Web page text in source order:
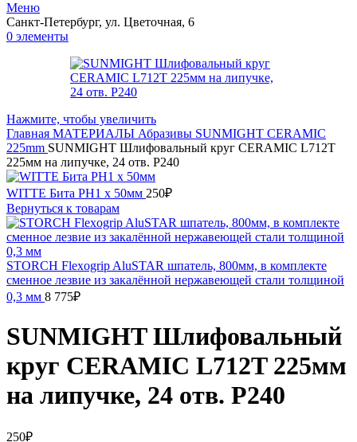
Меню
Санкт-Петербург, ул. Цветочная, 6
0 элементы
Нажмите, чтобы увеличить
Главная МАТЕРИАЛЫ Абразивы SUNMIGHT CERAMIC
225mm SUNMIGHT Шлифовальный круг CERAMIC L712T
225мм на липучке, 24 отв. P240
WITTE Бита PH1 х 50мм 250₽
Вернуться к товарам
STORCH Flexogrip AluSTAR шпатель, 800мм, в комплекте
сменное лезвие из закалённой нержавеющей стали толщиной
0,3 мм 8 775₽
SUNMIGHT Шлифовальный
круг CERAMIC L712T 225мм
на липучке, 24 отв. P240
250₽